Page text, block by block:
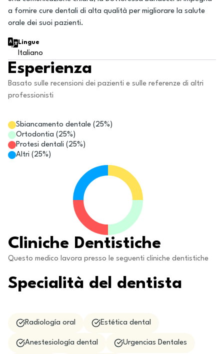
a fornire cure dentali di alta qualità per migliorare la salute
orale dei suoi pazienti.
Lingue
Italiano
Esperienza
Basato sulle recensioni dei pazienti e sulle referenze di altri
professionisti
Sbiancamento dentale ( 25%)
Ortodontia ( 25%)
Protesi dentali ( 25%)
Altri ( 25%)
Cliniche Dentistiche
Questo medico lavora presso le seguenti cliniche dentistiche
Specialità del dentista
Radiología oral Estética dental
Anestesiología dental Urgencias Dentales